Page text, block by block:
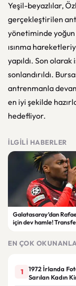
Yeşil-beyazlılar,
gerçekleştirilen
yönetiminde
ısınma
yapıldı. Son
sonlandırıldı.
antrenmanla
en iyi şekilde
hedefliyor.
İLGILI HABERLER
Galatasaray’dan
için dev hamle!
EN ÇOK
1
1972 İrlanda
Sarılan Kadın